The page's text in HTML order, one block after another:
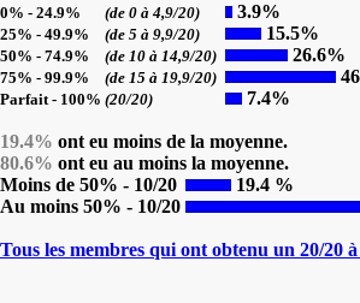
0% - 24.9% (de 0 à 4,9/20) 3.9%
25% - 49.9% (de 5 à 9,9/20) 15.5%
50% - 74.9% (de 10 à 14,9/20) 26.6%
75% - 99.9% (de 15 à 19,9/20)
Parfait - 100% (20/20) 7.4%
19.4% ont eu moins de la moyenne.
80.6% ont eu au moins la moyenne.
Moins de 50% - 10/20
19.4 %
Au moins 50% - 10/20
Tous les membres qui ont obtenu un 20/20 à